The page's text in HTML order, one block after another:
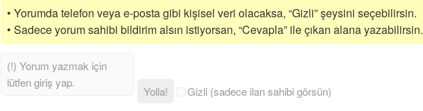
• Yorumda telefon veya e-posta gibi kişisel veri olacaksa, “Gizli” şeysini seçebilirsin.
• Sadece yorum sahibi bildirim alsın istiyorsan, “Cevapla” ile çıkan alana yazabilirsin.
Yolla! Gizli (sadece ilan sahibi görsün)